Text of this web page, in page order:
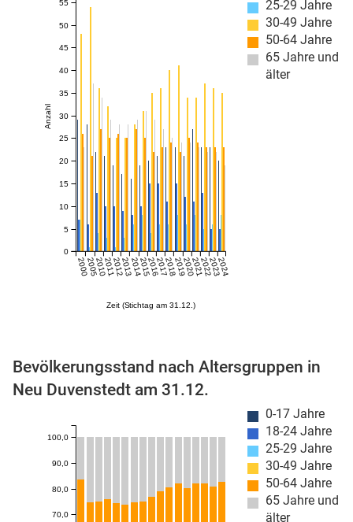
25-29 Jahre
30-49 Jahre
50-64 Jahre
65 Jahre und
älter
Zeit (Stichtag am 31.12.)
20002005201020112012201320142015201620172018201920202021202220232024
Anzahl
0
5
10
15
20
25
30
35
40
45
50
55
Bevölkerungsstand nach Altersgruppen in
Neu Duvenstedt am 31.12.
0-17 Jahre
18-24 Jahre
25-29 Jahre
30-49 Jahre
50-64 Jahre
65 Jahre und
älter
70,0
80,0
90,0
100,0